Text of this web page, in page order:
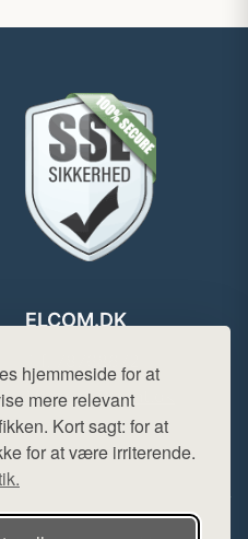
hjemmeside for at
mere relevant
Kort sagt: for at
for at være irriterende.
ELCOM.DK
Mail: hej@want.dk
Cookie- og privatlivspolitik